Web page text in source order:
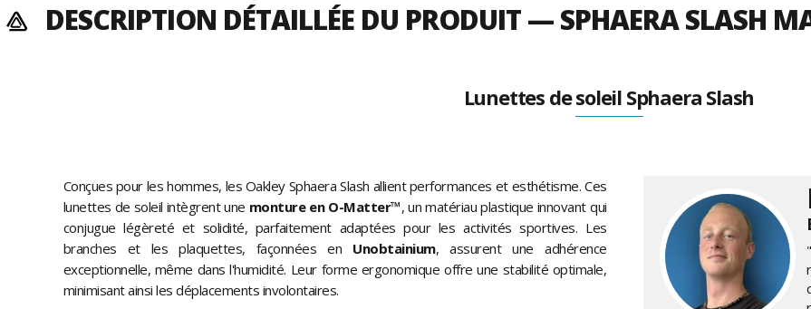
DESCRIPTION DÉTAILLÉE DU PRODUIT — SPHAERA SLASH
Lunettes de soleil Sphaera Slash
Conçues pour les hommes, les Oakley Sphaera Slash allient performances et esthétisme. Ces
lunettes de soleil intègrent une monture en O-Matter™, un matériau plastique innovant qui
conjugue légèreté et solidité, parfaitement adaptées pour les activités sportives. Les
branches et les plaquettes, façonnées en Unobtainium, assurent une adhérence
exceptionnelle, même dans l'humidité. Leur forme ergonomique offre une stabilité optimale,
minimisant ainsi les déplacements involontaires.